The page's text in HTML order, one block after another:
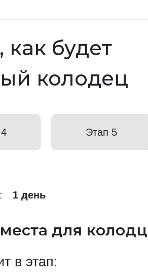
, как будет
колодец
Этап 5
1 день
для
в этап: